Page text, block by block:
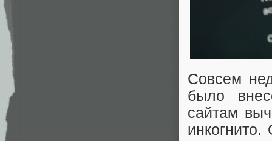
Совсем
было
сайтам